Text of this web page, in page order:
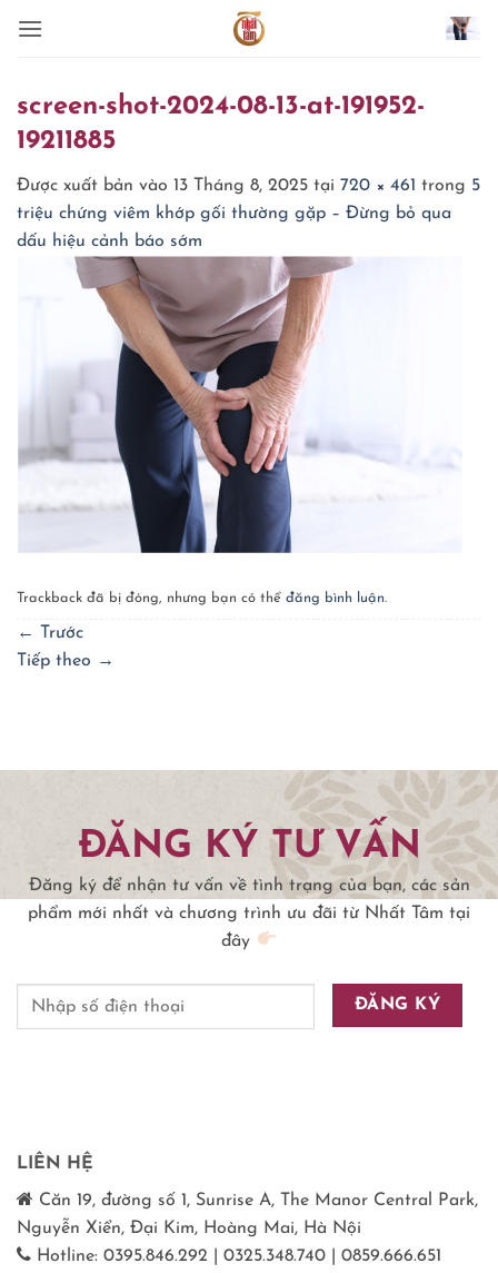
qua
screen-shot-2024-08-13-at-191952-
19211885
Được xuất bản vào 13 Tháng 8, 2025 tại 720 × 461 trong 5
triệu chứng viêm khớp gối thường gặp – Đừng bỏ qua
dấu hiệu cảnh báo sớm
Trackback đã bị đóng, nhưng bạn có thể đăng bình luận.
←
Trước
Tiếp theo →
ĐĂNG KÝ TƯ VẤN
Đăng ký để nhận tư vấn về tình trạng của bạn, các sản
phẩm mới nhất và chương trình ưu đãi từ Nhất Tâm tại
đây
LIÊN HỆ
Căn 19, đường số 1, Sunrise A, The Manor Central Park,
Nguyễn Xiển, Đại Kim, Hoàng Mai, Hà Nội
Hotline: 0395.846.292 | 0325.348.740 | 0859.666.651